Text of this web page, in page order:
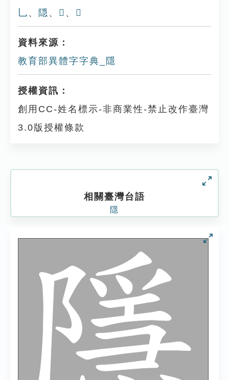
乚 、 隠 、 𨼆 、 𤔌
資料來源：
教育部異體字字典_隱
授權資訊：
創用CC-姓名標示-非商業性-禁止改作臺灣
3.0版授權條款
相關臺灣台語
隱